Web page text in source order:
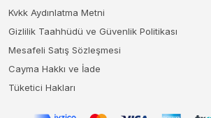
Kvkk Aydınlatma Metni
Gizlilik Taahhüdü ve Güvenlik Politikası
Mesafeli Satış Sözleşmesi
Cayma Hakkı ve İade
Tüketici Hakları